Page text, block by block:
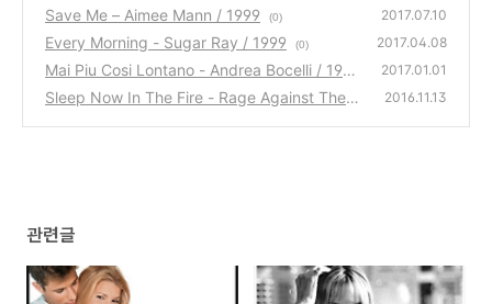
k Lachey / 1999
(0)
Save Me – Aimee Mann / 1999 (0) 2017.07.10
Every Morning - Sugar Ray / 1999 (0) 2017.04.08
Mai Piu Cosi Lontano - Andrea Bocelli / 199
9
(0)
2017.01.01
Sleep Now In The Fire - Rage Against The
2016.11.13
관련글